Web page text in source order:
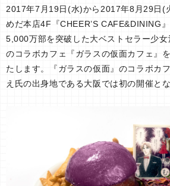
2017年7月19日(水)から2017年8月29日(
めだ本店4F『CHEER’S CAFE&DINING
5,000万部を突破した大ベストセラー少女
のコラボカフェ『ガラスの仮面カフェ』
たします。『ガラスの仮面』のコラボカ
え氏の出身地である大阪では初の開催とな